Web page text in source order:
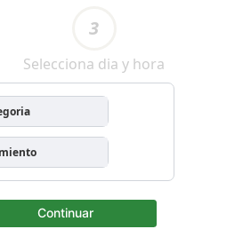
3
Selecciona dia y hora
Continuar